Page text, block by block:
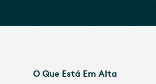
O Que Está Em Alta